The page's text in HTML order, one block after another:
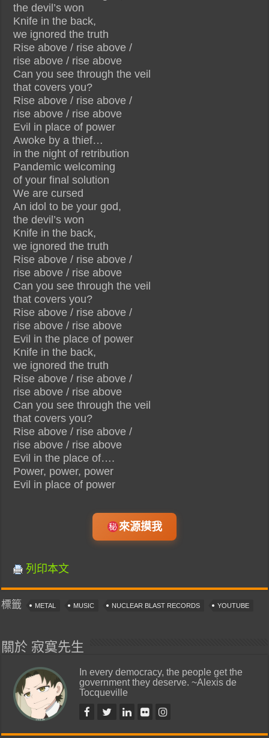
the devil’s won
Knife in the back,
we ignored the truth
Rise above / rise above /
rise above / rise above
Can you see through the veil
that covers you?
Rise above / rise above /
rise above / rise above
Evil in place of power
Awoke by a thief…
in the night of retribution
Pandemic welcoming
of your final solution
We are cursed
An idol to be your god,
the devil’s won
Knife in the back,
we ignored the truth
Rise above / rise above /
rise above / rise above
Can you see through the veil
that covers you?
Rise above / rise above /
rise above / rise above
Evil in the place of power
Knife in the back,
we ignored the truth
Rise above / rise above /
rise above / rise above
Can you see through the veil
that covers you?
Rise above / rise above /
rise above / rise above
Evil in the place of….
Power, power, power
Evil in place of power
來源摸我
列印本文
標籤 METAL MUSIC NUCLEAR BLAST RECORDS YOUTUBE
關於 寂寞先生
In every democracy, the people get the
government they deserve. ~Alexis de
Tocqueville